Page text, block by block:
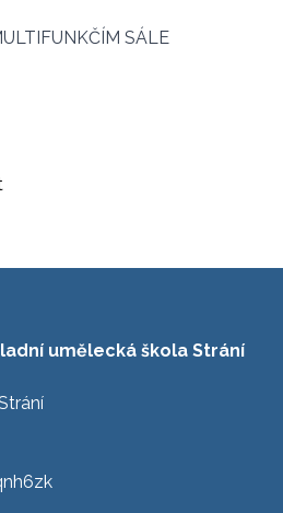
SÁLE
umělecká škola Strání